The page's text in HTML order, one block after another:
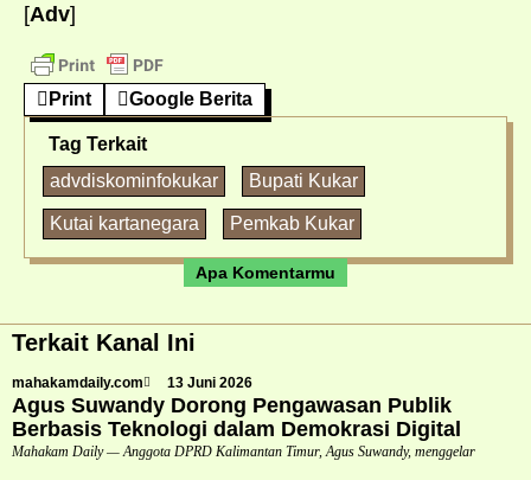
[Adv]
Print Google Berita
Tag Terkait
advdiskominfokukar
Bupati Kukar
Kutai kartanegara Pemkab Kukar
Apa Komentarmu
Terkait Kanal Ini
mahakamdaily.com 13 Juni 2026
Agus Suwandy Dorong Pengawasan Publik
Berbasis Teknologi dalam Demokrasi Digital
Mahakam Daily — Anggota DPRD Kalimantan Timur, Agus Suwandy, menggelar